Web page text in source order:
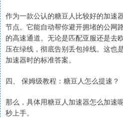
作为一款公认的糖豆人比较好的加速
节点。它能自动帮你避开拥堵的公网
的高速通道。无论是匹配亚服还是去
压在绿线，彻底告别丢包掉线。这也
加速器时的标准答案。
四、 保姆级教程：糖豆人怎么提速？
那么，具体用糖豆人加速器怎么加速
秒上手。